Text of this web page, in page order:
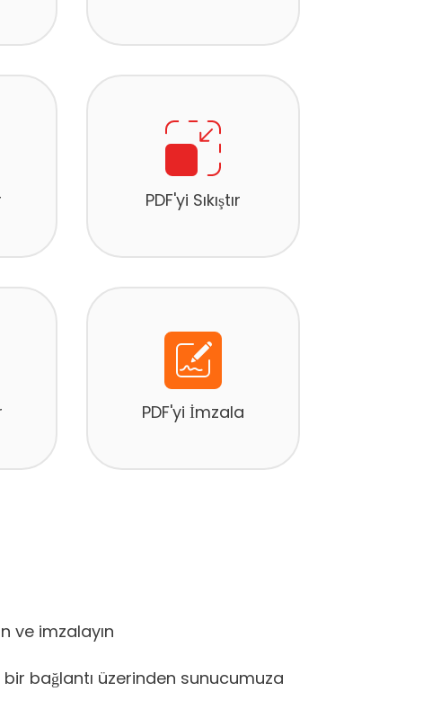
PDF'yi Sıkıştır
PDF'yi İmzala
ve imzalayın
bağlantı üzerinden sunucumuza